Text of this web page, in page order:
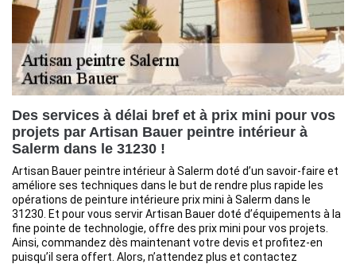
Des services à délai bref et à prix mini pour vos
projets par Artisan Bauer peintre intérieur à
Salerm dans le 31230 !
Artisan Bauer peintre intérieur à Salerm doté d’un savoir-faire et
améliore ses techniques dans le but de rendre plus rapide les
opérations de peinture intérieure prix mini à Salerm dans le
31230. Et pour vous servir Artisan Bauer doté d’équipements à la
fine pointe de technologie, offre des prix mini pour vos projets.
Ainsi, commandez dès maintenant votre devis et profitez-en
puisqu’il sera offert. Alors, n’attendez plus et contactez